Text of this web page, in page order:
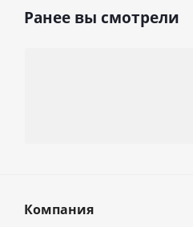
Ранее вы смотрели
Компания